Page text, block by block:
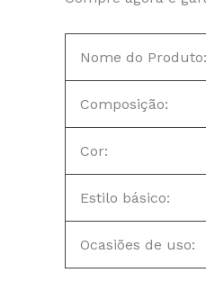
Nome do Produto:
Composição:
Cor:
Estilo básico:
Ocasiões de uso: